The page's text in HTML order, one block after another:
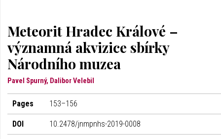
Meteorit Hradec Králové –
významná akvizice sbírky
Národního muzea
Pavel Spurný, Dalibor Velebil
Pages 153–156
DOI 10.2478/jnmpnhs-2019-0008